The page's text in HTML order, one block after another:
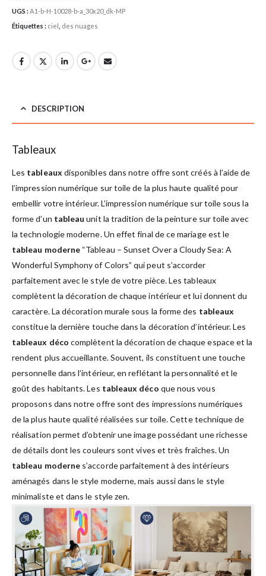
UGS : A1-b-H-10028-b-a_30x20_dk-MP
Étiquettes : ciel des nuages
DESCRIPTION
Tableaux
Les tableaux disponibles dans notre offre sont créés à l’aide de
l’impression numérique sur toile de la plus haute qualité pour
embellir votre intérieur. L’impression numérique sur toile sous la
forme d’un tableau unit la tradition de la peinture sur toile avec
la technologie moderne. Un effet final de ce mariage est le
tableau moderne “Tableau – Sunset Over a Cloudy Sea: A
Wonderful Symphony of Colors” qui peut s’accorder
parfaitement avec le style de votre pièce. Les tableaux
complètent la décoration de chaque intérieur et lui donnent du
caractère. La décoration murale sous la forme des tableaux
constitue la dernière touche dans la décoration d’intérieur. Les
tableaux déco complètent la décoration de chaque espace et la
rendent plus accueillante. Souvent, ils constituent une touche
personnelle dans l’intérieur, en reflétant la personnalité et le
goût des habitants. Les tableaux déco que nous vous
proposons dans notre offre sont des impressions numériques
de la plus haute qualité réalisées sur toile. Cette technique de
réalisation permet d’obtenir une image possédant une richesse
de détails dont les couleurs sont vives et très fraîches. Un
tableau moderne s’accorde parfaitement à des intérieurs
aménagés dans le style moderne, mais aussi dans le style
minimaliste et dans le style zen.